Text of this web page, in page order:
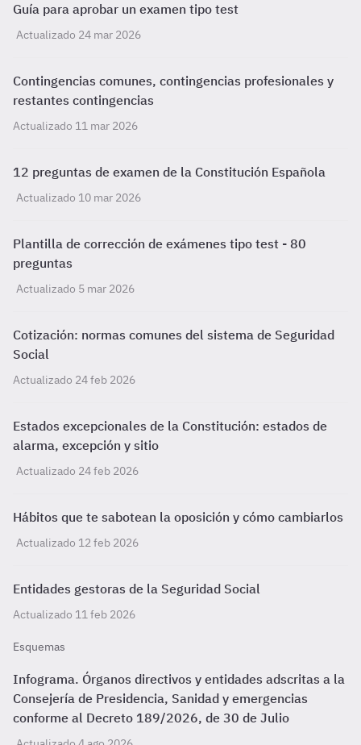
Guía para aprobar un examen tipo test
Actualizado 24 mar 2026
Contingencias comunes, contingencias profesionales y
restantes contingencias
Actualizado 11 mar 2026
12 preguntas de examen de la Constitución Española
Actualizado 10 mar 2026
Plantilla de corrección de exámenes tipo test - 80
preguntas
Actualizado 5 mar 2026
Cotización: normas comunes del sistema de Seguridad
Social
Actualizado 24 feb 2026
Estados excepcionales de la Constitución: estados de
alarma, excepción y sitio
Actualizado 24 feb 2026
Hábitos que te sabotean la oposición y cómo cambiarlos
Actualizado 12 feb 2026
Entidades gestoras de la Seguridad Social
Actualizado 11 feb 2026
Esquemas
Infograma. Órganos directivos y entidades adscritas a la
Consejería de Presidencia, Sanidad y emergencias
conforme al Decreto 189/2026, de 30 de Julio